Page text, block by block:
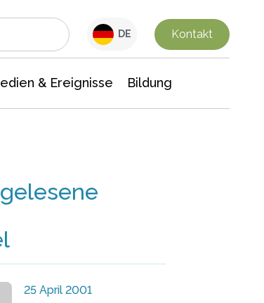
DE Kontakt
& Ereignisse Bildung
25 April 2001